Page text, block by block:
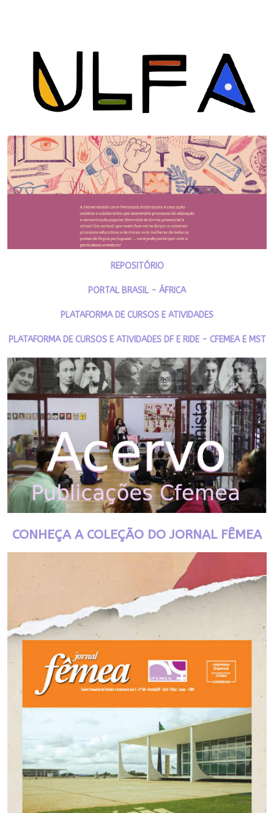
REPOSITÓRIO
PORTAL BRASIL - ÁFRICA
PLATAFORMA DE CURSOS E ATIVIDADES
PLATAFORMA DE CURSOS E ATIVIDADES DF E RIDE - CFEMEA E MST
CONHEÇA A COLEÇÃO DO JORNAL FÊMEA